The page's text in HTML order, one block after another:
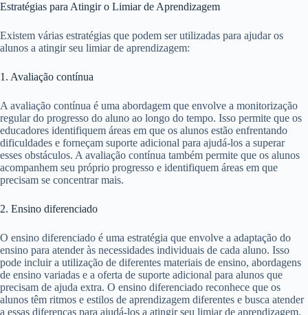
Estratégias para Atingir o Limiar de Aprendizagem
Existem várias estratégias que podem ser utilizadas para ajudar os
alunos a atingir seu limiar de aprendizagem:
1. Avaliação contínua
A avaliação contínua é uma abordagem que envolve a monitorização
regular do progresso do aluno ao longo do tempo. Isso permite que os
educadores identifiquem áreas em que os alunos estão enfrentando
dificuldades e forneçam suporte adicional para ajudá-los a superar
esses obstáculos. A avaliação contínua também permite que os alunos
acompanhem seu próprio progresso e identifiquem áreas em que
precisam se concentrar mais.
2. Ensino diferenciado
O ensino diferenciado é uma estratégia que envolve a adaptação do
ensino para atender às necessidades individuais de cada aluno. Isso
pode incluir a utilização de diferentes materiais de ensino, abordagens
de ensino variadas e a oferta de suporte adicional para alunos que
precisam de ajuda extra. O ensino diferenciado reconhece que os
alunos têm ritmos e estilos de aprendizagem diferentes e busca atender
a essas diferenças para ajudá-los a atingir seu limiar de aprendizagem.